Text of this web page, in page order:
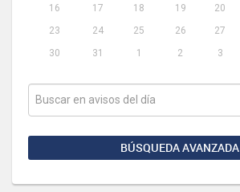
16
17 18 19 20
23
24 25 26 27
30
31 1 2 3
BÚSQUEDA AVANZADA